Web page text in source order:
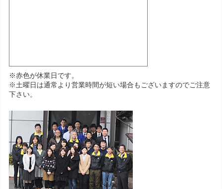
※赤色が休業日です。
※土曜日は通常より営業時間が短い場合もございますのでご注意
下さい。